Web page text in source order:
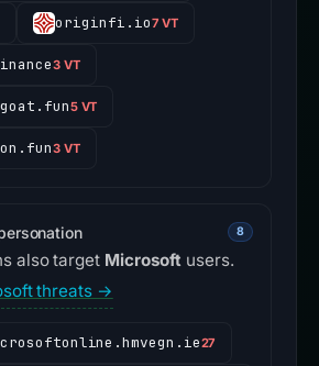
originfi.io7 VT
3 VT
5 VT
3 VT
8
also target Microsoft users.
threats →
27